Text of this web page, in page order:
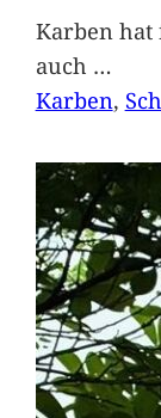
Karben
auch …
Karben,